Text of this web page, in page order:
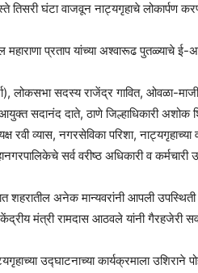
तिसरी घंटा वाजवून नाट्यगृहाचे लोकार्पण
महाराणा प्रताप यांच्या अश्वारूढ पुतळ्याचे
लोकसभा सदस्य राजेंद्र गावित, ओवळा-
सदानंद दाते, ठाणे जिल्हाधिकारी
रवी व्यास, नगरसेविका परिशा,
सर्व वरीष्ठ अधिकारी व कर्मचारी
शहरातील अनेक मान्यवरांनी आपली
रामदास आठवले यांनी गैरहजेरी
उद्घाटनाच्या कार्यक्रमाला उशिराने